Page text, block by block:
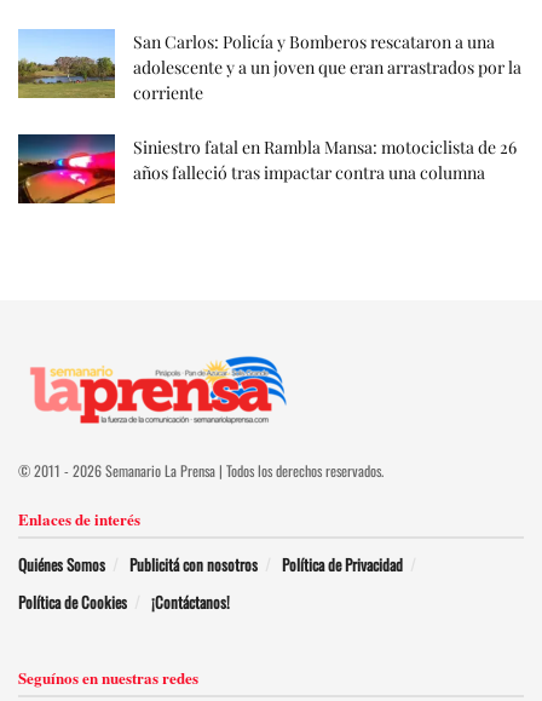
San Carlos: Policía y Bomberos rescataron a una
adolescente y a un joven que eran arrastrados por la
corriente
Siniestro fatal en Rambla Mansa: motociclista de 26
años falleció tras impactar contra una columna
© 2011 - 2026 Semanario La Prensa | Todos los derechos reservados.
Enlaces de interés
Quiénes Somos Publicitá con nosotros
Política de Privacidad
Política de Cookies
¡Contáctanos!
Seguínos en nuestras redes